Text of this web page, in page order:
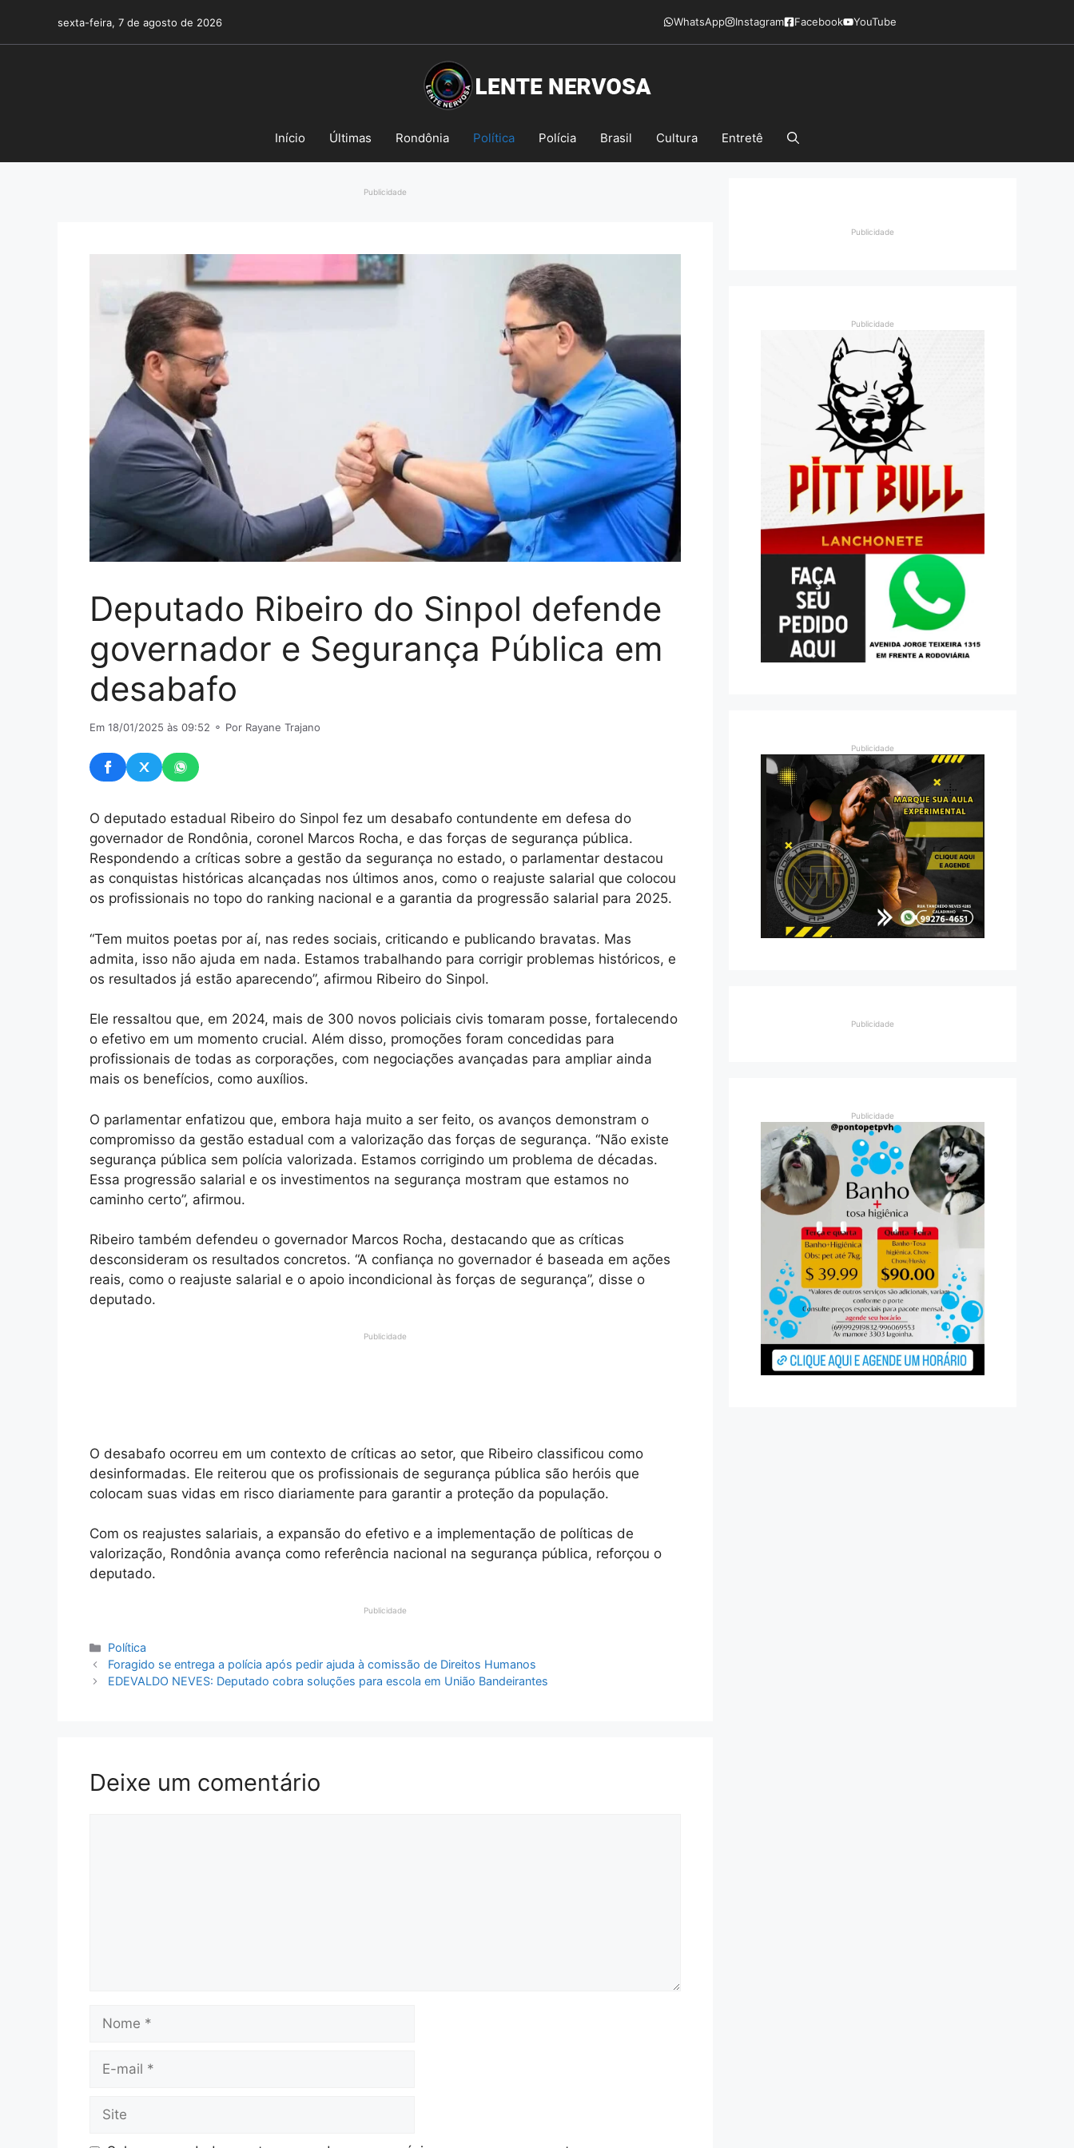
o
sexta-feira, 7 de agosto de 2026 WhatsApp Instagram Facebook YouTube
Início Últimas Rondônia Política Polícia Brasil Cultura Entretê
Publicidade
Deputado Ribeiro do Sinpol defende
governador e Segurança Pública em
desabafo
Em 18/01/2025 às 09:52 ⚬ Por Rayane Trajano
O deputado estadual Ribeiro do Sinpol fez um desabafo contundente em defesa do
governador de Rondônia, coronel Marcos Rocha, e das forças de segurança pública.
Respondendo a críticas sobre a gestão da segurança no estado, o parlamentar destacou
as conquistas históricas alcançadas nos últimos anos, como o reajuste salarial que colocou
os profissionais no topo do ranking nacional e a garantia da progressão salarial para 2025.
“Tem muitos poetas por aí, nas redes sociais, criticando e publicando bravatas. Mas
admita, isso não ajuda em nada. Estamos trabalhando para corrigir problemas históricos, e
os resultados já estão aparecendo”, afirmou Ribeiro do Sinpol.
Ele ressaltou que, em 2024, mais de 300 novos policiais civis tomaram posse, fortalecendo
o efetivo em um momento crucial. Além disso, promoções foram concedidas para
profissionais de todas as corporações, com negociações avançadas para ampliar ainda
mais os benefícios, como auxílios.
O parlamentar enfatizou que, embora haja muito a ser feito, os avanços demonstram o
compromisso da gestão estadual com a valorização das forças de segurança. “Não existe
segurança pública sem polícia valorizada. Estamos corrigindo um problema de décadas.
Essa progressão salarial e os investimentos na segurança mostram que estamos no
caminho certo”, afirmou.
Ribeiro também defendeu o governador Marcos Rocha, destacando que as críticas
desconsideram os resultados concretos. “A confiança no governador é baseada em ações
reais, como o reajuste salarial e o apoio incondicional às forças de segurança”, disse o
deputado.
Publicidade
O desabafo ocorreu em um contexto de críticas ao setor, que Ribeiro classificou como
desinformadas. Ele reiterou que os profissionais de segurança pública são heróis que
colocam suas vidas em risco diariamente para garantir a proteção da população.
Com os reajustes salariais, a expansão do efetivo e a implementação de políticas de
valorização, Rondônia avança como referência nacional na segurança pública, reforçou o
deputado.
Publicidade
Categorias
Política
Foragido se entrega a polícia após pedir ajuda à comissão de Direitos Humanos
EDEVALDO NEVES: Deputado cobra soluções para escola em União Bandeirantes
Deixe um comentário
Nome
Site
Publicidade
Publicidade
Publicidade
Publicidade
Publicidade